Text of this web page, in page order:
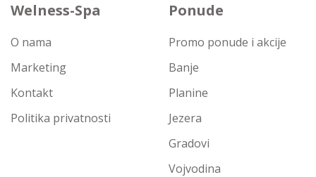
Welness-Spa
O nama
Marketing
Kontakt
Politika privatnosti
Ponude
Promo ponude i akcije
Banje
Planine
Jezera
Gradovi
Vojvodina